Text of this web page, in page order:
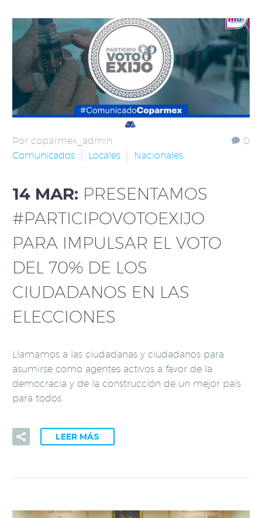
0
Por coparmex_admin
Comunicados
Locales Nacionales
14 MAR: PRESENTAMOS
#PARTICIPOVOTOEXIJO
PARA IMPULSAR EL VOTO
DEL 70% DE LOS
CIUDADANOS EN LAS
ELECCIONES
Llamamos a las ciudadanas y ciudadanos para
asumirse como agentes activos a favor de la
democracia y de la construcción de un mejor país
para todos.
LEER MÁS